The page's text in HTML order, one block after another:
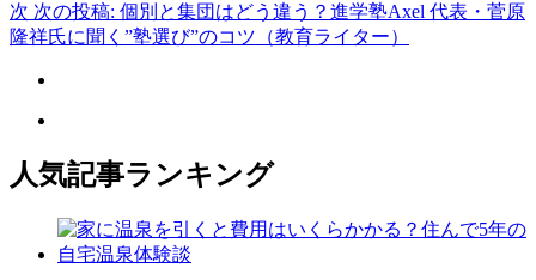
次 次の投稿: 個別と集団はどう違う？進学塾Axel 代表・菅原
隆祥氏に聞く”塾選び”のコツ（教育ライター）
人気記事ランキング